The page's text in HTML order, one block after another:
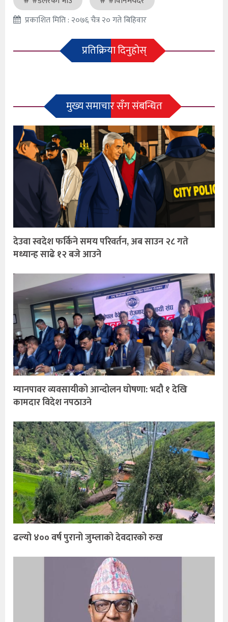
प्रकाशित मिति : २०७६ चैत्र २० गते बिहिवार
प्रतिक्रिया दिनुहोस्
मुख्य समाचार सँग संबन्धित
देउवा स्वदेश फर्किने समय परिवर्तन, अब साउन २८ गते
मध्यान्ह साढे १२ बजे आउने
म्यानपावर व्यवसायीको आन्दोलन घोषणा: भदौ १ देखि
कामदार विदेश नपठाउने
ढल्यो ४०० वर्ष पुरानो जुम्लाको देवदारको रुख